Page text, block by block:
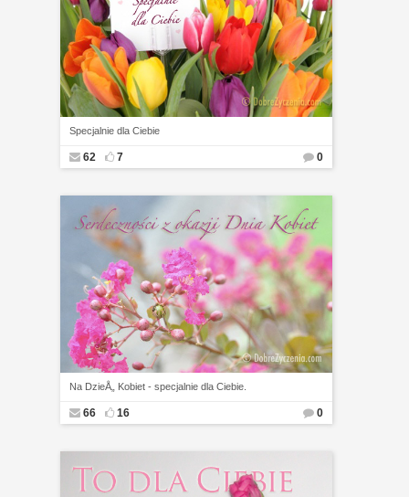
Specjalnie dla Ciebie
62 7 0
Na DzieÅ„ Kobiet - specjalnie dla Ciebie.
66 16 0